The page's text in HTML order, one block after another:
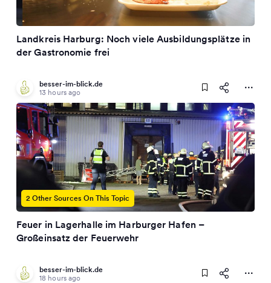
Landkreis Harburg: Noch viele Ausbildungsplätze in
der Gastronomie frei
besser-im-blick.de
13 hours ago
2 Other Sources On This Topic
Feuer in Lagerhalle im Harburger Hafen –
Großeinsatz der Feuerwehr
besser-im-blick.de
18 hours ago